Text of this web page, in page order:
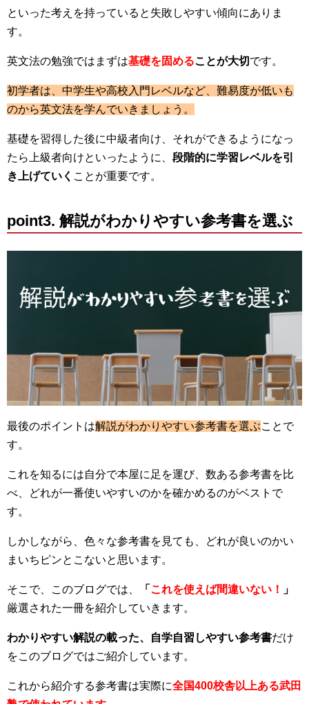
といった考えを持っていると失敗しやすい傾向にありま
す。
英文法の勉強ではまずは基礎を固めることが大切です。
初学者は、中学生や高校入門レベルなど、難易度が低いも
のから英文法を学んでいきましょう。
基礎を習得した後に中級者向け、それができるようになっ
たら上級者向けといったように、 段階的に学習レベルを引
き上げていく ことが重要です。
point3. 解説がわかりやすい参考書を選ぶ
最後のポイントは解説がわかりやすい参考書を選ぶことで
す。
これを知るには自分で本屋に足を運び、数ある参考書を比
べ、どれが一番使いやすいのかを確かめるのがベストで
す。
しかしながら、色々な参考書を見ても、どれが良いのかい
まいちピンとこないと思います。
そこで、このブログでは、 「 これを使えば間違いない！
」
厳選された一冊を紹介していきます。
わかりやすい解説の載った、 自学自習しやすい参考書だけ
をこのブログではご紹介しています。
これから紹介する参考書は実際に全国400校舎以上ある武田